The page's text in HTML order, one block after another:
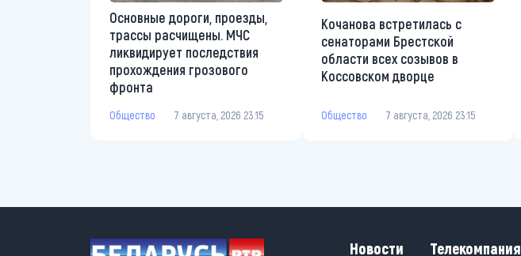
Основные дороги, проезды,
трассы расчищены. МЧС
ликвидирует последствия
прохождения грозового
фронта
Общество 7 августа, 2026 23:15
Кочанова встретилась с
сенаторами Брестской
области всех созывов в
Коссовском дворце
Общество 7 августа, 2026 23:15
Новости Телекомпания